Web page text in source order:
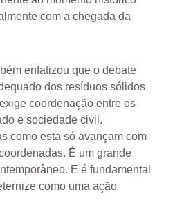
com a chegada da
enfatizou que o debate
dos resíduos sólidos
coordenação entre os
e sociedade civil.
como esta só avançam com
É um grande
E é fundamental
como uma ação